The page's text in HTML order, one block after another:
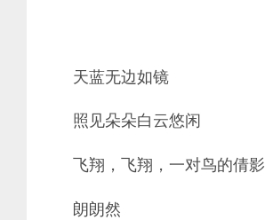
天蓝无边如镜
照见朵朵白云悠闲
飞翔，飞翔，一对鸟的倩影
朗朗然